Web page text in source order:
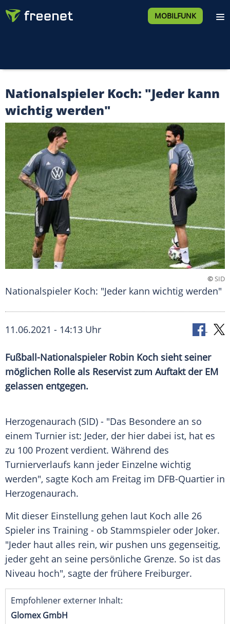
MOBILFUNK
Nationalspieler Koch: "Jeder kann
wichtig werden"
©SID
Nationalspieler Koch: "Jeder kann wichtig werden"
11.06.2021 - 14:13 Uhr
Fußball-Nationalspieler Robin Koch sieht seiner
möglichen Rolle als Reservist zum Auftakt der EM
gelassen entgegen.
Herzogenaurach (SID) - "Das Besondere an so
einem Turnier ist: Jeder, der hier dabei ist, hat es
zu 100 Prozent verdient. Während des
Turnierverlaufs kann jeder Einzelne wichtig
werden", sagte Koch am Freitag im DFB-Quartier in
Herzogenaurach.
Mit dieser Einstellung gehen laut Koch alle 26
Spieler ins Training - ob Stammspieler oder Joker.
"Jeder haut alles rein, wir pushen uns gegenseitig,
jeder geht an seine persönliche Grenze. So ist das
Niveau hoch", sagte der frühere Freiburger.
Empfohlener externer Inhalt:
Glomex GmbH